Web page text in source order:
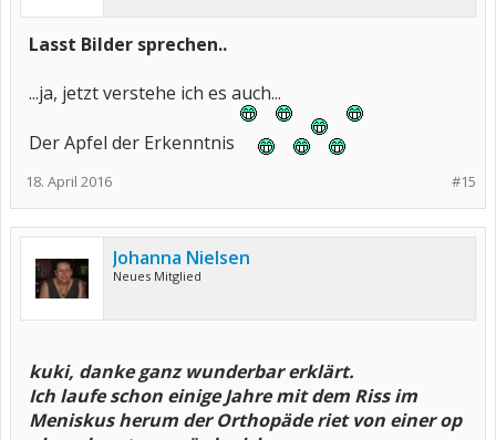
Lasst Bilder sprechen..
...ja, jetzt verstehe ich es auch...
Der Apfel der Erkenntnis
#15
18. April 2016
Johanna Nielsen
Neues Mitglied
kuki, danke ganz wunderbar erklärt.
Ich laufe schon einige Jahre mit dem Riss im
Meniskus herum der Orthopäde riet von einer op